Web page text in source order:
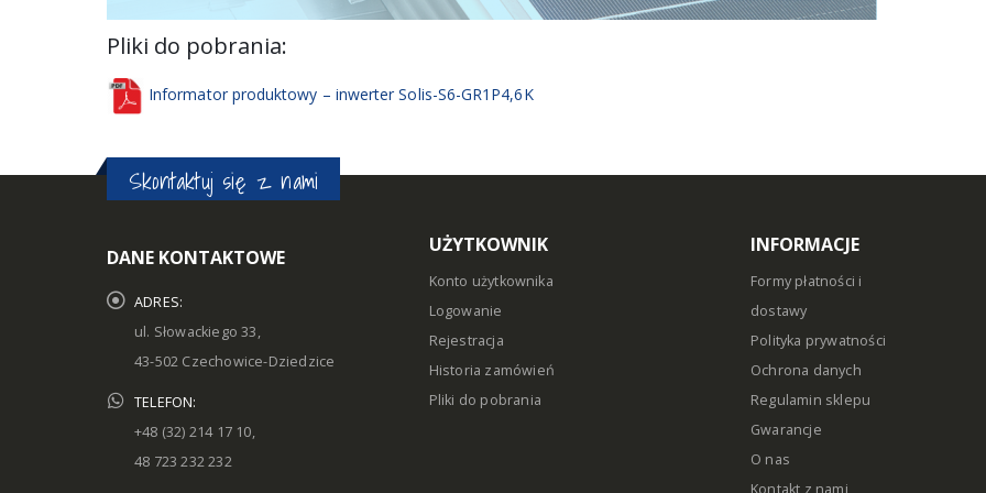
Pliki do pobrania:
Informator produktowy – inwerter Solis-S6-GR1P4,6K
Skontaktuj się z nami
DANE KONTAKTOWE
ADRES:
ul. Słowackiego 33,
43-502 Czechowice-Dziedzice
TELEFON:
+48 (32) 214 17 10,
48 723 232 232
UŻYTKOWNIK
Konto użytkownika
Logowanie
Rejestracja
Historia zamówień
Pliki do pobrania
INFORMACJE
Formy płatności i
dostawy
Polityka prywatności
Ochrona danych
Regulamin sklepu
Gwarancje
O nas